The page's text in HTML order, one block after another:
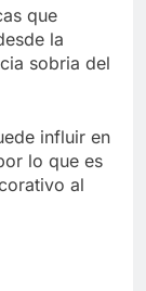
que
la
sobria del
influir en
lo que es
al